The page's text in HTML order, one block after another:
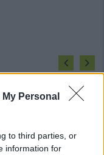
Personal
to third parties, or
information for
con Mario Fadda, il